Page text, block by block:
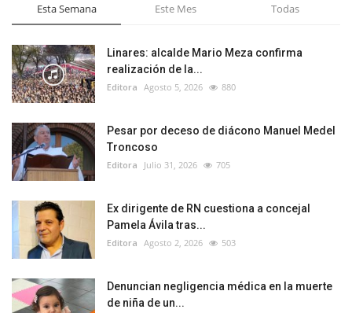
Esta Semana Este Mes Todas
Linares: alcalde Mario Meza confirma
realización de la...
Editora Agosto 5, 2026 880
Pesar por deceso de diácono Manuel Medel
Troncoso
Editora Julio 31, 2026 705
Ex dirigente de RN cuestiona a concejal
Pamela Ávila tras...
Editora Agosto 2, 2026 503
Denuncian negligencia médica en la muerte
de niña de un...